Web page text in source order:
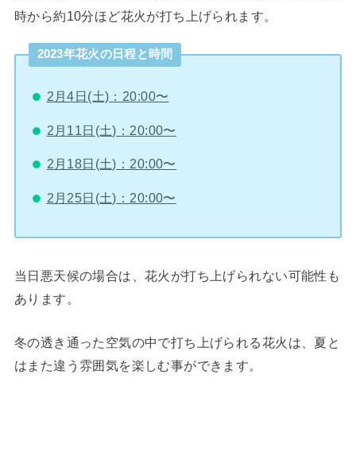
時から約10分ほど花火が打ち上げられます。
2023年花火の日程と時間
2月4日(土)：20:00〜
2月11日(土)：20:00〜
2月18日(土)：20:00〜
2月25日(土)：20:00〜
当日悪天候の場合は、花火が打ち上げられない可能性も
あります。
冬の透き通った空気の中で打ち上げられる花火は、夏と
はまた違う雰囲気を楽しむ事ができます。